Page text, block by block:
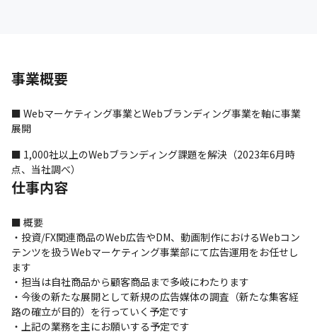
事業概要
■ Webマーケティング事業とWebブランディング事業を軸に事業
展開
■ 1,000社以上のWebブランディング課題を解決（2023年6月時
点、当社調べ）
仕事内容
■ 概要
・投資/FX関連商品のWeb広告やDM、動画制作におけるWebコン
テンツを扱うWebマーケティング事業部にて広告運用をお任せし
ます
・担当は自社商品から顧客商品まで多岐にわたります
・今後の新たな展開として新規の広告媒体の調査（新たな集客経
路の確立が目的）を行っていく予定です
・上記の業務を主にお願いする予定です